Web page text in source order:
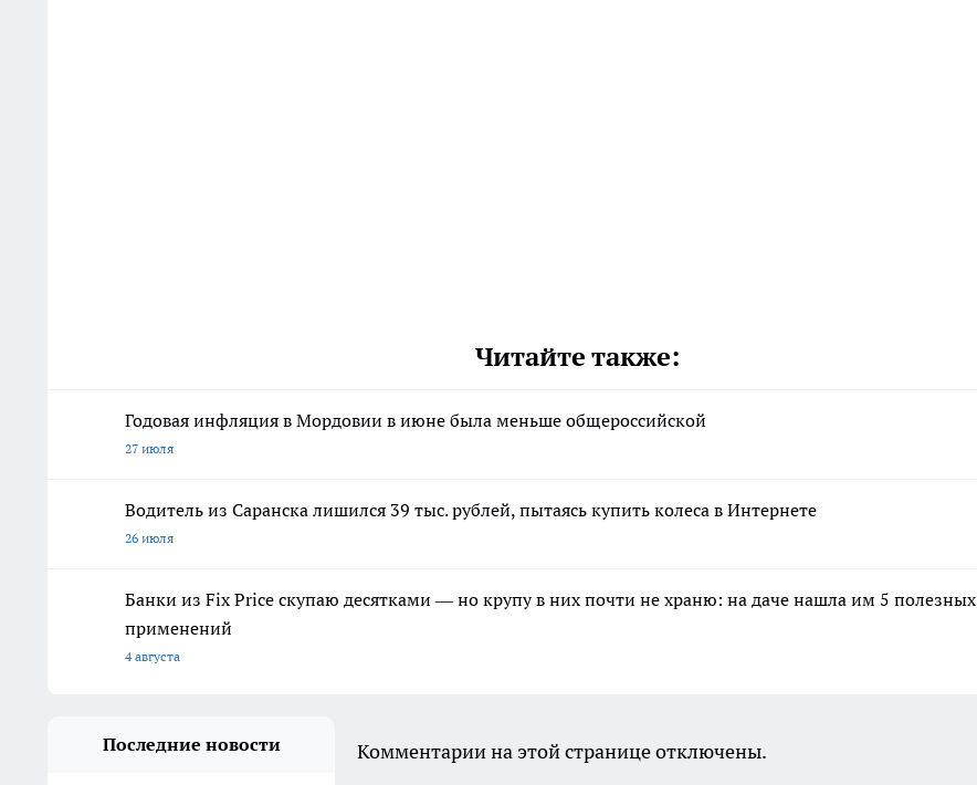
Читайте также:
Годовая инфляция в Мордовии в июне была меньше общероссийской
27 июля
Водитель из Саранска лишился 39 тыс. рублей, пытаясь купить колеса в Интернете
26 июля
Банки из Fix Price скупаю десятками — но крупу в них почти не храню: на даче нашла им 5 полезных
применений
4 августа
Последние новости Комментарии на этой странице отключены.